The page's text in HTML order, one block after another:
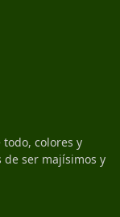
colores y
ser majísimos y